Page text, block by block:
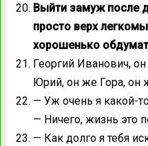
Выйти замуж после
просто верх
хорошенько
Георгий Иванович,
Юрий, он же Гора, он
— Уж очень я какой-
— Ничего, жизнь это
— Как долго я тебя